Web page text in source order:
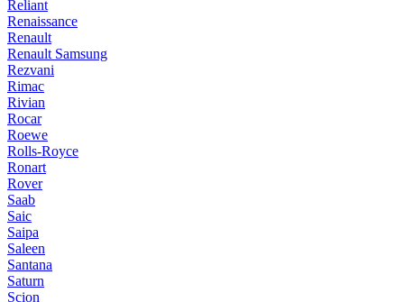
Reliant
Renaissance
Renault
Renault Samsung
Rezvani
Rimac
Rivian
Rocar
Roewe
Rolls-Royce
Ronart
Rover
Saab
Saic
Saipa
Saleen
Santana
Saturn
Scion